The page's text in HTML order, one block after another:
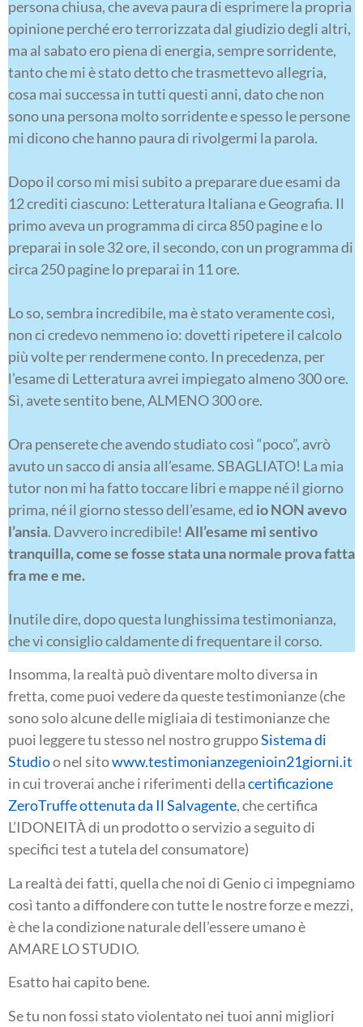
persona chiusa, che aveva paura di esprimere la propria
opinione perché ero terrorizzata dal giudizio degli altri,
ma al sabato ero piena di energia, sempre sorridente,
tanto che mi è stato detto che trasmettevo allegria,
cosa mai successa in tutti questi anni, dato che non
sono una persona molto sorridente e spesso le persone
mi dicono che hanno paura di rivolgermi la parola.
Dopo il corso mi misi subito a preparare due esami da
12 crediti ciascuno: Letteratura Italiana e Geografia. Il
primo aveva un programma di circa 850 pagine e lo
preparai in sole 32 ore, il secondo, con un programma di
circa 250 pagine lo preparai in 11 ore.
Lo so, sembra incredibile, ma è stato veramente così,
non ci credevo nemmeno io: dovetti ripetere il calcolo
più volte per rendermene conto. In precedenza, per
l’esame di Letteratura avrei impiegato almeno 300 ore.
Sì, avete sentito bene, ALMENO 300 ore.
Ora penserete che avendo studiato così “poco”, avrò
avuto un sacco di ansia all’esame. SBAGLIATO! La mia
tutor non mi ha fatto toccare libri e mappe né il giorno
prima, né il giorno stesso dell’esame, ed io NON avevo
l’ansia. Davvero incredibile! All’esame mi sentivo
tranquilla, come se fosse stata una normale prova fatta
fra me e me.
Inutile dire, dopo questa lunghissima testimonianza,
che vi consiglio caldamente di frequentare il corso.
Insomma, la realtà può diventare molto diversa in
fretta, come puoi vedere da queste testimonianze (che
sono solo alcune delle migliaia di testimonianze che
puoi leggere tu stesso nel nostro gruppoSistema di
Studioo nel sitowww.testimonianzegenioin21giorni.it
in cui troverai anche i riferimenti dellacertificazione
ZeroTruffe ottenuta da Il Salvagente, che certifica
L’IDONEITÀ di un prodotto o servizio a seguito di
specifici test a tutela del consumatore)
La realtà dei fatti, quella che noi di Genio ci impegniamo
così tanto a diffondere con tutte le nostre forze e mezzi,
è che la condizione naturale dell’essere umano è
AMARE LO STUDIO.
Esatto hai capito bene.
Se tu non fossi stato violentato nei tuoi anni migliori